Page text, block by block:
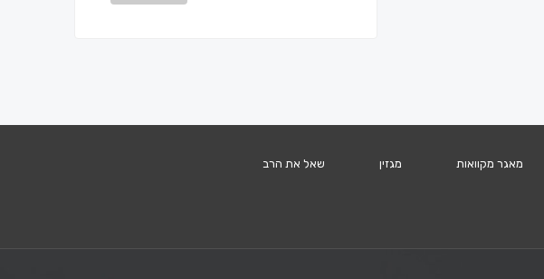
מאגר מקוואות מגזין שאל את הרב